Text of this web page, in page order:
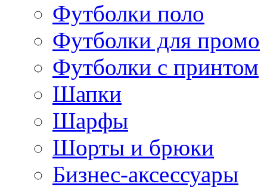
Футболки поло
Футболки для промо
Футболки с принтом
Шапки
Шарфы
Шорты и брюки
Бизнес-аксессуары